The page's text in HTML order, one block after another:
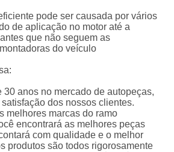
pode ser causada por vários
de aplicação no motor até a
que não seguem as
do veículo
30 anos no mercado de autopeças,
dos nossos clientes.
melhores marcas do ramo
encontrará as melhores peças
com qualidade e o melhor
produtos são todos rigorosamente